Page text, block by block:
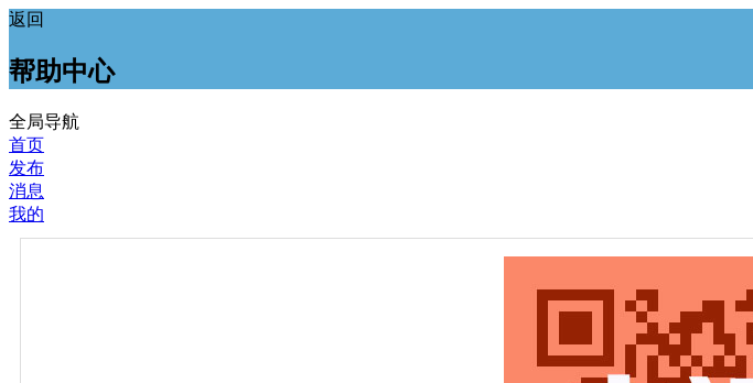
返回
帮助中心
全局导航
首页
发布
消息
我的